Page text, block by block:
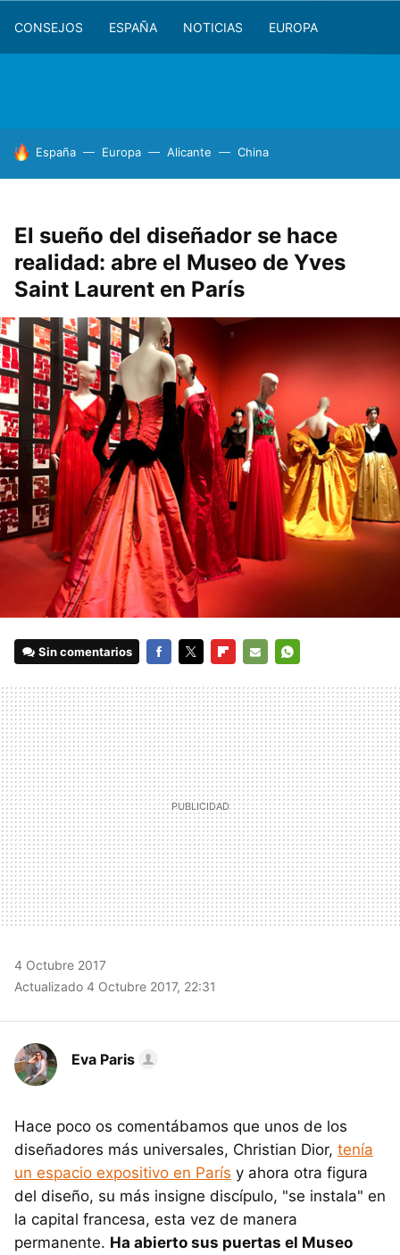
CONSEJOS ESPAÑA NOTICIAS EUROPA
HOY SE HABLA DE
España Europa Alicante China
El sueño del diseñador se hace
realidad: abre el Museo de Yves
Saint Laurent en París
Sin comentarios
MAIL
4 Octubre 2017
Actualizado 4 Octubre 2017, 22:31
Eva Paris
Hace poco os comentábamos que unos de los
diseñadores más universales, Christian Dior, tenía
un espacio expositivo en París y ahora otra figura
del diseño, su más insigne discípulo, "se instala" en
la capital francesa, esta vez de manera
permanente. Ha abierto sus puertas el Museo